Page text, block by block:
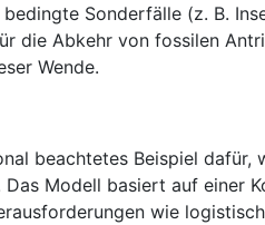
Sonderfälle (z. B.
die Abkehr von fossilen
Wende.
beachtetes Beispiel
Modell basiert auf einer
wie